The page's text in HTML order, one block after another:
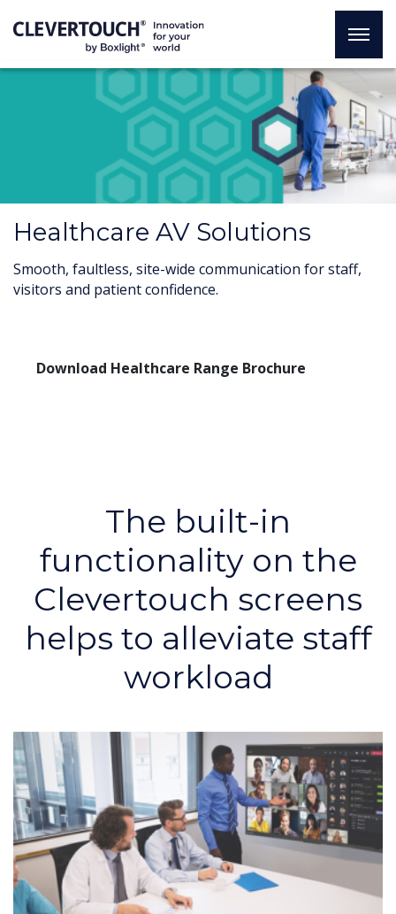
Healthcare AV Solutions
Smooth, faultless, site-wide communication for staff,
visitors and patient confidence.
Download Healthcare Range Brochure
The built-in
functionality on the
Clevertouch screens
helps to alleviate staff
workload